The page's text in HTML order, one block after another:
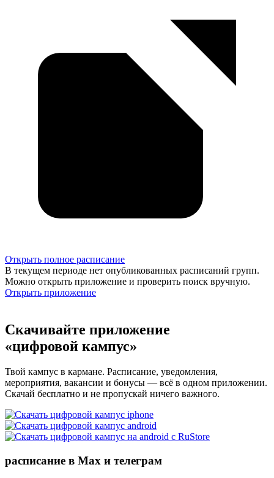
Открыть полное расписание
В текущем периоде нет опубликованных расписаний групп.
Можно открыть приложение и проверить поиск вручную.
Открыть приложение
Скачивайте приложение
«цифровой кампус»
Твой кампус в кармане. Расписание, уведомления,
мероприятия, вакансии и бонусы — всё в одном приложении.
Скачай бесплатно и не пропускай ничего важного.
расписание в Max и телеграм